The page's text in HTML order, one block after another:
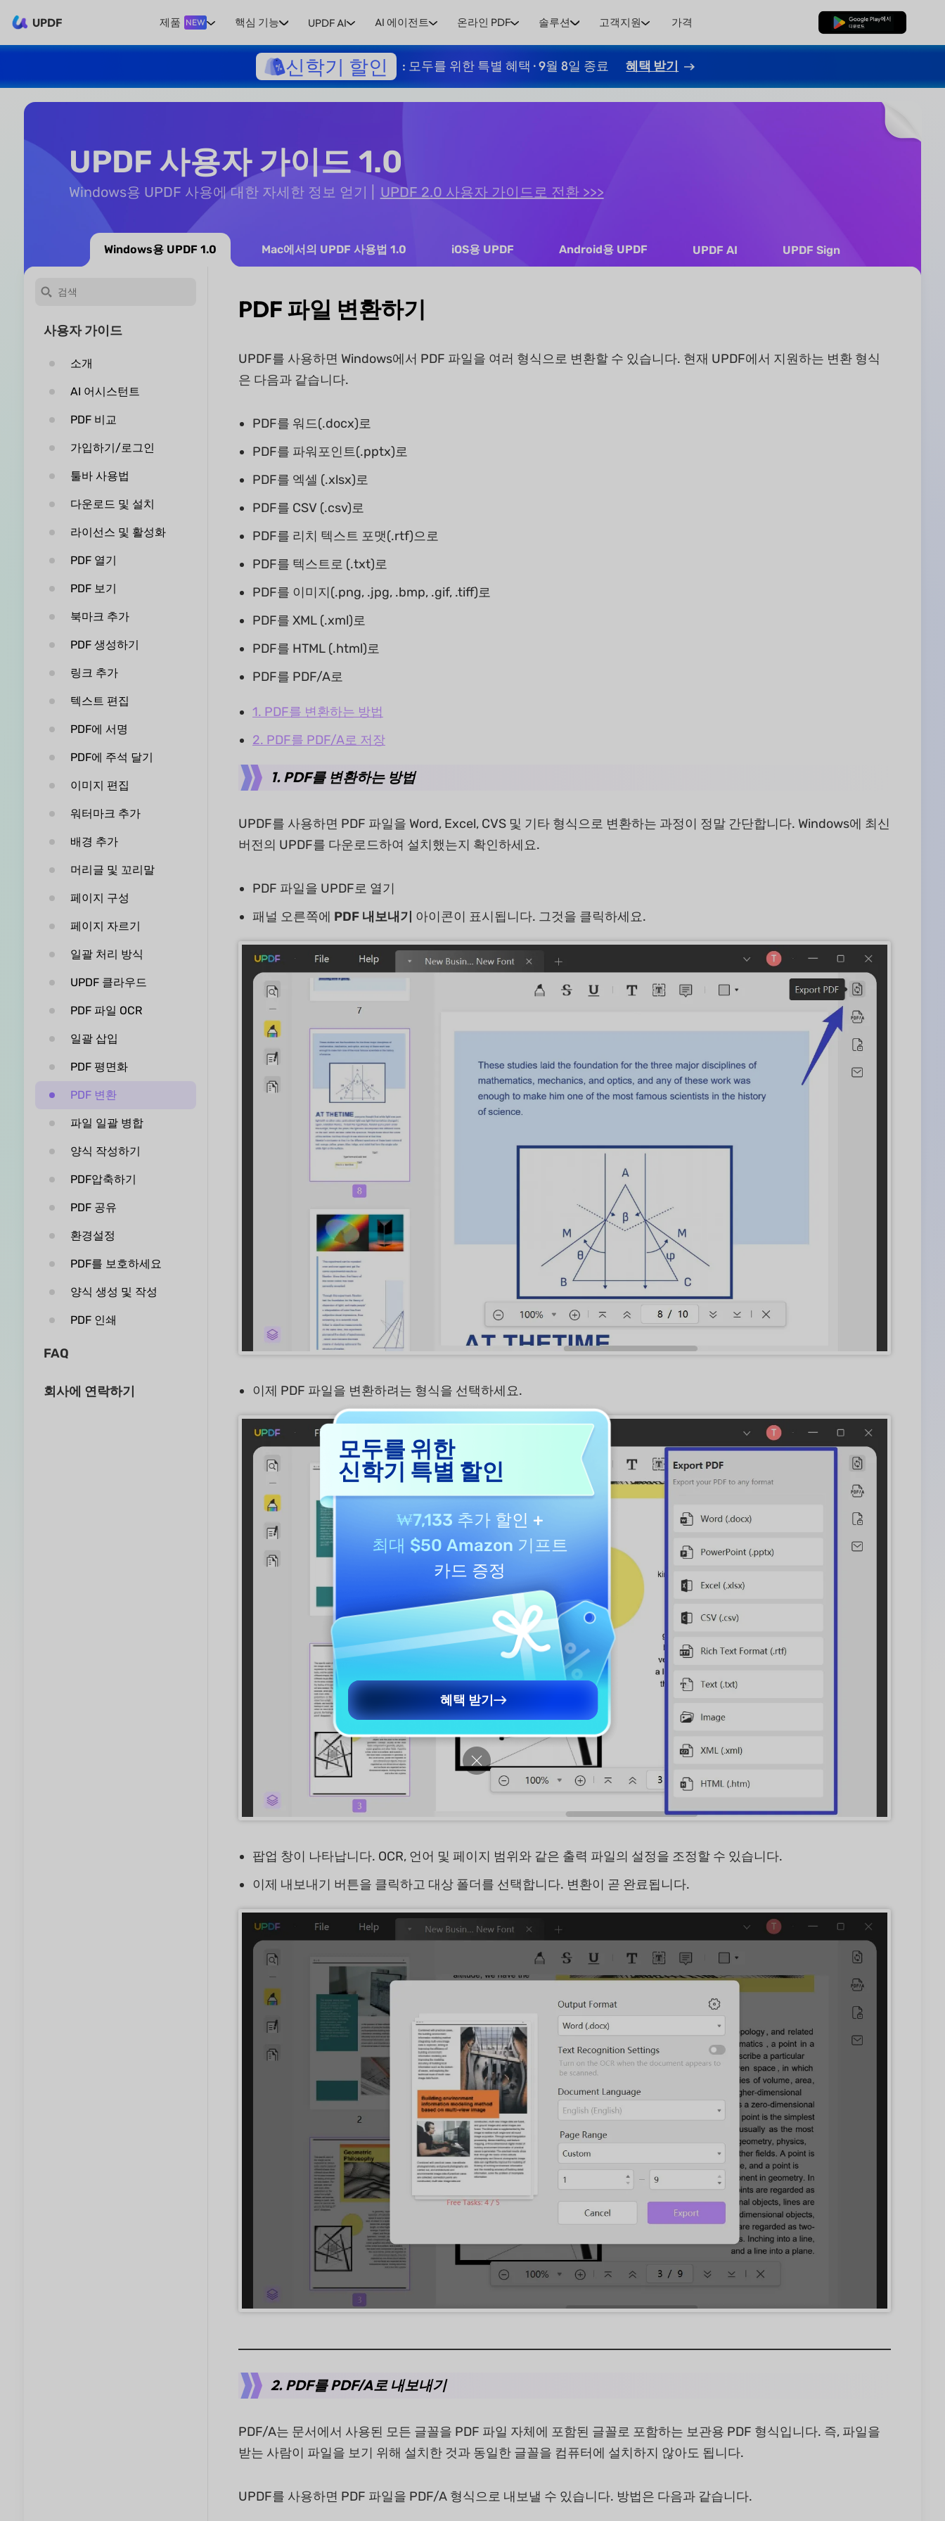
UPDF 제품 NEW 핵심 기능 UPDF AI AI 에이전트 온라인 PDF 솔루션 고객지원 가격 무료로 다운로드
신학기 할인 : 모두를 위한 특별 혜택 · 9월 8일 종료 혜택 받기
UPDF 사용자 가이드 1.0
Windows용 UPDF 사용에 대한 자세한 정보 얻기 UPDF 2.0 사용자 가이드로 전환 >>>
Windows용 UPDF 1.0 Mac에서의 UPDF 사용법 1.0 iOS용 UPDF Android용 UPDF UPDF AI UPDF Sign
사용자 가이드
소개
AI 어시스턴트
PDF 비교
가입하기/로그인
툴바 사용법
다운로드 및 설치
라이선스 및 활성화
PDF 열기
PDF 보기
북마크 추가
PDF 생성하기
링크 추가
텍스트 편집
PDF에 서명
PDF에 주석 달기
이미지 편집
워터마크 추가
배경 추가
머리글 및 꼬리말
페이지 구성
페이지 자르기
일괄 처리 방식
UPDF 클라우드
PDF 파일 OCR
일괄 삽입
PDF 평면화
PDF 변환
파일 일괄 병합
양식 작성하기
PDF압축하기
PDF 공유
환경설정
PDF를 보호하세요
양식 생성 및 작성
PDF 인쇄
FAQ
회사에 연락하기
PDF 파일 변환하기
UPDF를 사용하면 Windows에서 PDF 파일을 여러 형식으로 변환할 수 있습니다. 현재 UPDF에서 지원하는 변환 형식
은 다음과 같습니다.
PDF를 워드(.docx)로
PDF를 파워포인트(.pptx)로
PDF를 엑셀 (.xlsx)로
PDF를 CSV (.csv)로
PDF를 리치 텍스트 포맷(.rtf)으로
PDF를 텍스트로 (.txt)로
PDF를 이미지(.png, .jpg, .bmp, .gif, .tiff)로
PDF를 XML (.xml)로
PDF를 HTML (.html)로
PDF를 PDF/A로
1. PDF를 변환하는 방법
2. PDF를 PDF/A로 저장
1. PDF를 변환하는 방법
UPDF를 사용하면 PDF 파일을 Word, Excel, CVS 및 기타 형식으로 변환하는 과정이 정말 간단합니다. Windows에 최신
버전의 UPDF를 다운로드하여 설치했는지 확인하세요.
PDF 파일을 UPDF로 열기
패널 오른쪽에 PDF 내보내기 아이콘이 표시됩니다. 그것을 클릭하세요.
이제 PDF 파일을 변환하려는 형식을 선택하세요.
팝업 창이 나타납니다. OCR, 언어 및 페이지 범위와 같은 출력 파일의 설정을 조정할 수 있습니다.
이제 내보내기 버튼을 클릭하고 대상 폴더를 선택합니다. 변환이 곧 완료됩니다.
2. PDF를 PDF/A로 내보내기
PDF/A는 문서에서 사용된 모든 글꼴을 PDF 파일 자체에 포함된 글꼴로 포함하는 보관용 PDF 형식입니다. 즉, 파일을
받는 사람이 파일을 보기 위해 설치한 것과 동일한 글꼴을 컴퓨터에 설치하지 않아도 됩니다.
UPDF를 사용하면 PDF 파일을 PDF/A 형식으로 내보낼 수 있습니다. 방법은 다음과 같습니다.
모두를 위한
신학기 특별 할인
₩7,133 추가 할인 +
최대 $50 Amazon 기프트
카드 증정
혜택 받기